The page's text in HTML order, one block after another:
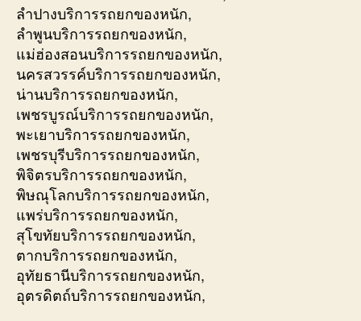
ลำปางบริการรถยกของหนัก,
ลำพูนบริการรถยกของหนัก,
แม่ฮ่องสอนบริการรถยกของหนัก,
นครสวรรค์บริการรถยกของหนัก,
น่านบริการรถยกของหนัก,
เพชรบูรณ์บริการรถยกของหนัก,
พะเยาบริการรถยกของหนัก,
เพชรบุรีบริการรถยกของหนัก,
พิจิตรบริการรถยกของหนัก,
พิษณุโลกบริการรถยกของหนัก,
แพร่บริการรถยกของหนัก,
สุโขทัยบริการรถยกของหนัก,
ตากบริการรถยกของหนัก,
อุทัยธานีบริการรถยกของหนัก,
อุตรดิตถ์บริการรถยกของหนัก,